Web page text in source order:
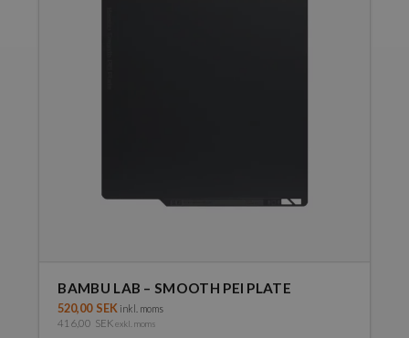
BAMBU LAB – SMOOTH PEI PLATE
520,00 SEK inkl. moms
416,00 SEK exkl. moms